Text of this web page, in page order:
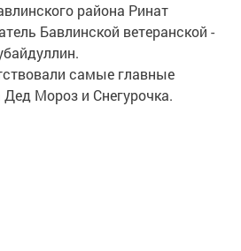
района Ринат
Бавлинской ветеранской
самые главные
Мороз и­ Снегурочка.